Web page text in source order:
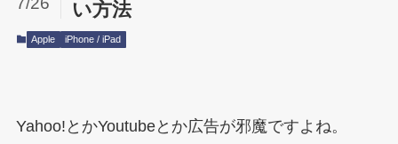
い方法
Apple iPhone / iPad
Yahoo!とかYoutubeとか広告が邪魔ですよね。